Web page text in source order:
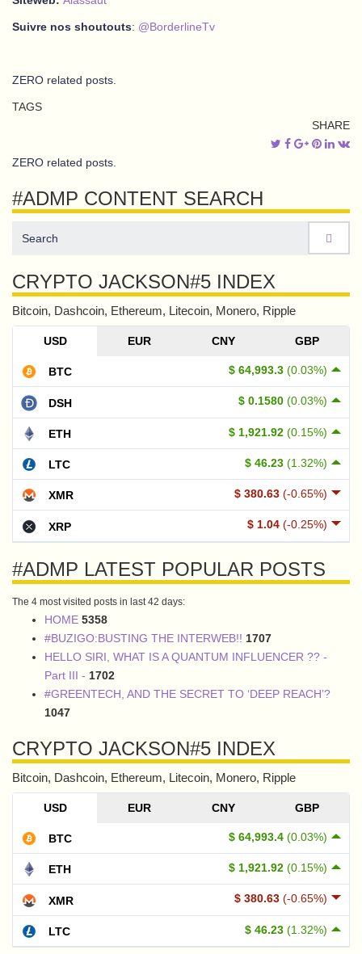
Suivre nos shoutouts: @BorderlineTv
ZERO related posts.
TAGS
SHARE
ZERO related posts.
#ADMP CONTENT SEARCH
CRYPTO JACKSON#5 INDEX
Bitcoin, Dashcoin, Ethereum, Litecoin, Monero, Ripple
USD EUR CNY GBP
$ 64,993.3 (0.03%)
BTC
$ 0.1580 (0.03%)
DSH
$ 1,921.92 (0.15%)
ETH
$ 46.23 (1.32%)
LTC
$ 380.63 (-0.65%)
XMR
$ 1.04 (-0.25%)
XRP
#ADMP LATEST POPULAR POSTS
The 4 most visited posts in last 42 days:
HOME 5358
#BUZIGO:BUSTING THE INTERWEB!! 1707
HELLO SIRI, WHAT IS A QUANTUM INFLUENCER ?? -
Part III - 1702
#GREENTECH, AND THE SECRET TO ‘DEEP REACH’?
1047
CRYPTO JACKSON#5 INDEX
Bitcoin, Dashcoin, Ethereum, Litecoin, Monero, Ripple
USD EUR CNY GBP
$ 64,993.4 (0.03%)
BTC
$ 1,921.92 (0.15%)
ETH
$ 380.63 (-0.65%)
XMR
$ 46.23 (1.32%)
LTC